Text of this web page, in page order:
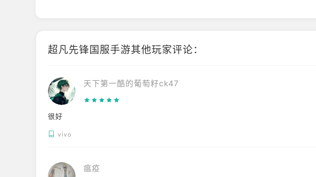
超凡先锋国服手游其他玩家评论：
天下第一酷的葡萄籽ck47
很好
vivo
瘟疫